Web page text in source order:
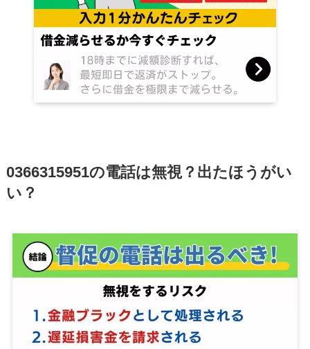
0366315951の電話は無視？出たほうがい
い？